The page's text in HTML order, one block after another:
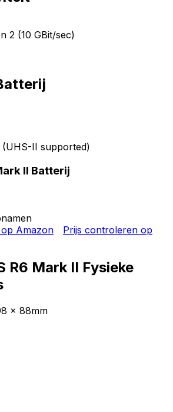
2 (10 GBit/sec)
(UHS-II supported)
II Batterij
Amazon
Prijs controleren op
R6 Mark II Fysieke
x 88mm